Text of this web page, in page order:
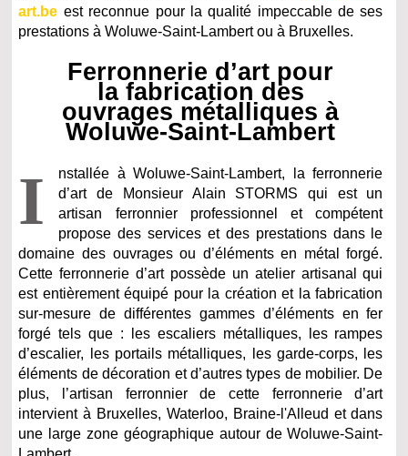
art.be est reconnue pour la qualité impeccable de ses
prestations à Woluwe-Saint-Lambert ou à Bruxelles.
Ferronnerie d’art pour
la fabrication des
ouvrages métalliques à
Woluwe-Saint-Lambert
I
nstallée à Woluwe-Saint-Lambert, la ferronnerie
d’art de Monsieur Alain STORMS qui est un
artisan ferronnier professionnel et compétent
propose des services et des prestations dans le
domaine des ouvrages ou d’éléments en métal forgé.
Cette ferronnerie d’art possède un atelier artisanal qui
est entièrement équipé pour la création et la fabrication
sur-mesure de différentes gammes d’éléments en fer
forgé tels que : les escaliers métalliques, les rampes
d’escalier, les portails métalliques, les garde-corps, les
éléments de décoration et d’autres types de mobilier. De
plus, l’artisan ferronnier de cette ferronnerie d’art
intervient à Bruxelles, Waterloo, Braine-l'Alleud et dans
une large zone géographique autour de Woluwe-Saint-